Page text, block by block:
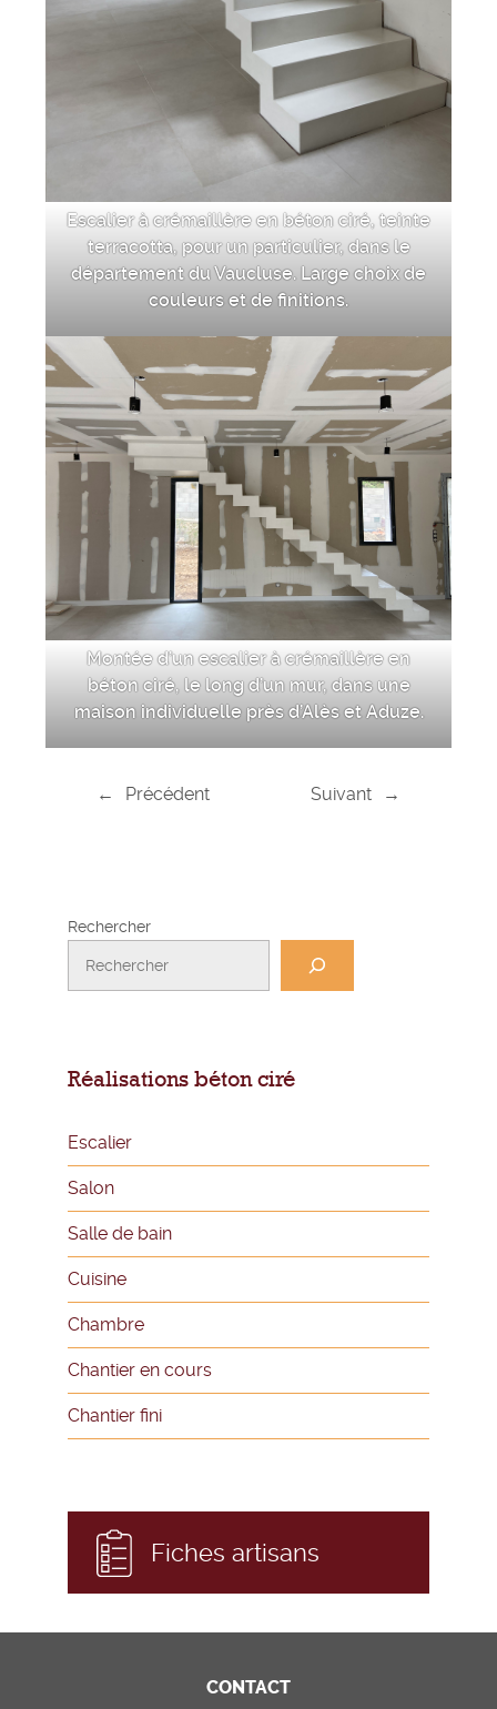
Escalier à crémaillère en béton ciré, teinte
terracotta, pour un particulier, dans le
département du Vaucluse. Large choix de
couleurs et de finitions.
Montée d’un escalier à crémaillère en
béton ciré, le long d’un mur, dans une
maison individuelle près d’Alès et Aduze.
← Précédent Suivant →
Rechercher
Réalisations béton ciré
Escalier
Salon
Salle de bain
Cuisine
Chambre
Chantier en cours
Chantier fini
Fiches artisans
CONTACT